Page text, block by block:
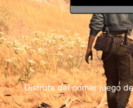
Disfruta del primer juego